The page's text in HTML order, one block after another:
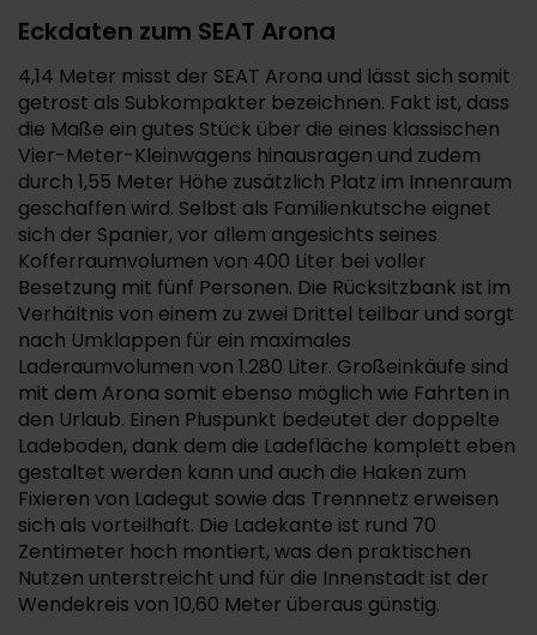
Eckdaten zum SEAT Arona
4,14 Meter misst der SEAT Arona und lässt sich somit
getrost als Subkompakter bezeichnen. Fakt ist, dass
die Maße ein gutes Stück über die eines klassischen
Vier-Meter-Kleinwagens hinausragen und zudem
durch 1,55 Meter Höhe zusätzlich Platz im Innenraum
geschaffen wird. Selbst als Familienkutsche eignet
sich der Spanier, vor allem angesichts seines
Kofferraumvolumen von 400 Liter bei voller
Besetzung mit fünf Personen. Die Rücksitzbank ist im
Verhältnis von einem zu zwei Drittel teilbar und sorgt
nach Umklappen für ein maximales
Laderaumvolumen von 1.280 Liter. Großeinkäufe sind
mit dem Arona somit ebenso möglich wie Fahrten in
den Urlaub. Einen Pluspunkt bedeutet der doppelte
Ladeboden, dank dem die Ladefläche komplett eben
gestaltet werden kann und auch die Haken zum
Fixieren von Ladegut sowie das Trennnetz erweisen
sich als vorteilhaft. Die Ladekante ist rund 70
Zentimeter hoch montiert, was den praktischen
Nutzen unterstreicht und für die Innenstadt ist der
Wendekreis von 10,60 Meter überaus günstig.